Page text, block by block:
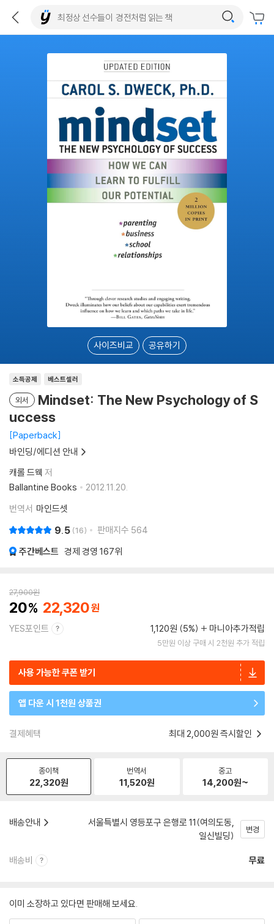
사이즈비교 공유하기
소득공제 베스트셀러
외서
Mindset: The New Psychology of S
uccess
Paperback
바인딩/에디션 안내
캐롤 드웩 저
Ballantine Books
2012.11.20.
번역서 마인드셋
9.5 16 판매지수 564
주간베스트 경제 경영 167위
27,900원
20 22,320
YES포인트 1,120원 (5%) 마니아추가적립
5만원 이상 구매 시 2천원 추가 적립
사용 가능한 쿠폰 받기
앱 다운 시 1천원 상품권
결제혜택 최대 2,000원 즉시할인
종이책
22,320원
번역서
11,520원
중고
14,200원~
배송안내
서울특별시 영등포구 은행로 11(여의도동,
일신빌딩)
변경
배송비 무료
이미 소장하고 있다면 판매해 보세요.